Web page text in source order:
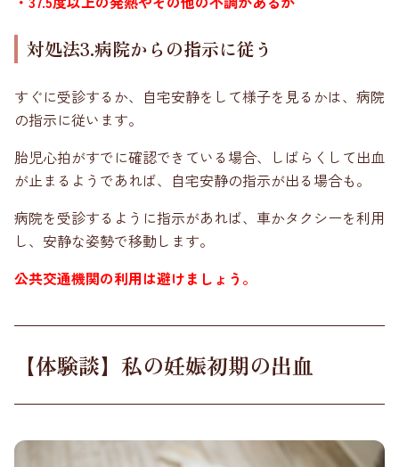
対処法3.病院からの指示に従う
すぐに受診するか、自宅安静をして様子を見るかは、病院
の指示に従います。
胎児心拍がすでに確認できている場合、しばらくして出血
が止まるようであれば、自宅安静の指示が出る場合も。
病院を受診するように指示があれば、車かタクシーを利用
し、安静な姿勢で移動します。
公共交通機関の利用は避けましょう。
【体験談】私の妊娠初期の出血